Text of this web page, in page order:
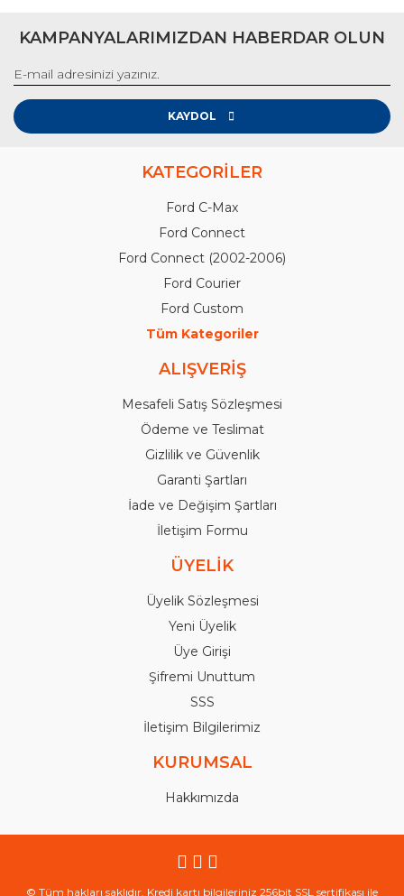
KAMPANYALARIMIZDAN HABERDAR OLUN
KAYDOL
KATEGORİLER
Ford C-Max
Ford Connect
Ford Connect (2002-2006)
Ford Courier
Ford Custom
Tüm Kategoriler
ALIŞVERİŞ
Mesafeli Satış Sözleşmesi
Ödeme ve Teslimat
Gizlilik ve Güvenlik
Garanti Şartları
İade ve Değişim Şartları
İletişim Formu
ÜYELİK
Üyelik Sözleşmesi
Yeni Üyelik
Üye Girişi
Şifremi Unuttum
SSS
İletişim Bilgilerimiz
KURUMSAL
Hakkımızda
© Tüm hakları saklıdır. Kredi kartı bilgileriniz 256bit SSL sertifikası ile